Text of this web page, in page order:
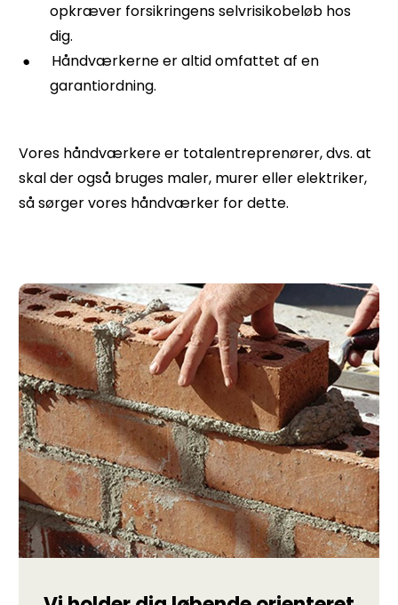
opkræver forsikringens selvrisikobeløb hos
dig.
Håndværkerne er altid omfattet af en
garantiordning.
Vores håndværkere er totalentreprenører, dvs. at
skal der også bruges maler, murer eller elektriker,
så sørger vores håndværker for dette.